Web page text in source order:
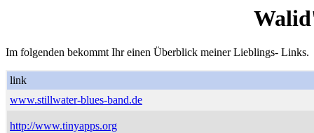
Im folgenden bekommt Ihr einen Überblick meiner Lieblings- Links.
link
www.stillwater-blues-band.de
http://www.tinyapps.org